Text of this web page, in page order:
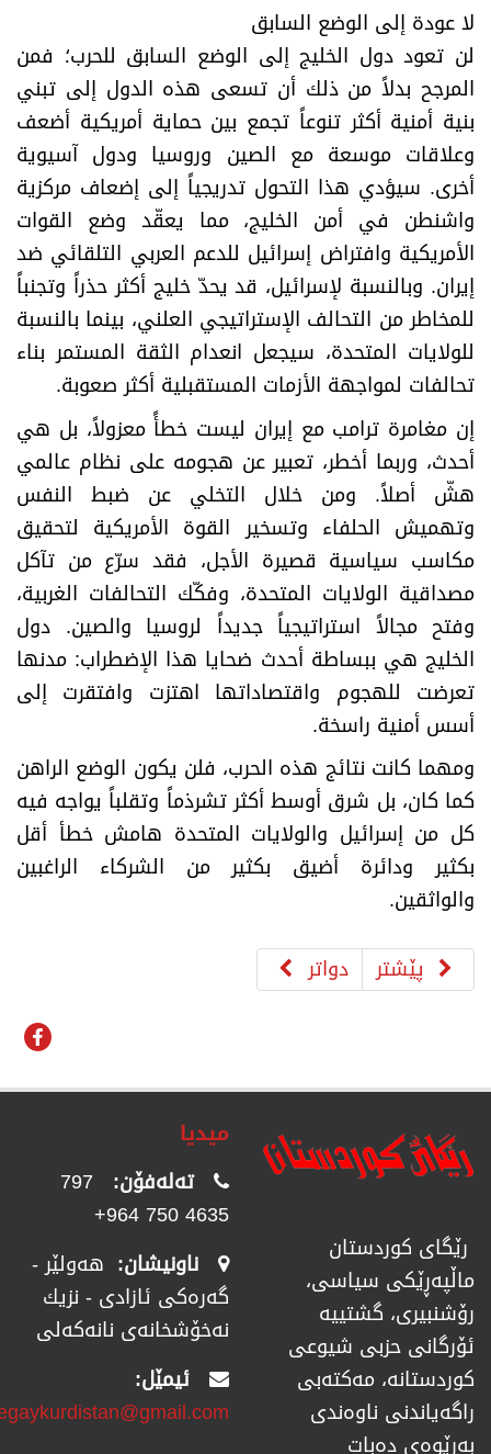
لا عودة إلى الوضع السابق
لن تعود دول الخليج إلى الوضع السابق للحرب؛ فمن
المرجح بدلاً من ذلك أن تسعى هذه الدول إلى تبني
بنية أمنية أكثر تنوعاً تجمع بين حماية أمريكية أضعف
وعلاقات موسعة مع الصين وروسيا ودول آسيوية
أخرى. سيؤدي هذا التحول تدريجياً إلى إضعاف مركزية
واشنطن في أمن الخليج، مما يعقّد وضع القوات
الأمريكية وافتراض إسرائيل للدعم العربي التلقائي ضد
إيران. وبالنسبة لإسرائيل، قد يحدّ خليج أكثر حذراً وتجنباً
للمخاطر من التحالف الإستراتيجي العلني، بينما بالنسبة
للولايات المتحدة، سيجعل انعدام الثقة المستمر بناء
تحالفات لمواجهة الأزمات المستقبلية أكثر صعوبة.
إن مغامرة ترامب مع إيران ليست خطأً معزولاً، بل هي
أحدث، وربما أخطر، تعبير عن هجومه على نظام عالمي
هشّ أصلاً. ومن خلال التخلي عن ضبط النفس
وتهميش الحلفاء وتسخير القوة الأمريكية لتحقيق
مكاسب سياسية قصيرة الأجل، فقد سرّع من تآكل
مصداقية الولايات المتحدة، وفكّك التحالفات الغربية،
وفتح مجالاً استراتيجياً جديداً لروسيا والصين. دول
الخليج هي ببساطة أحدث ضحايا هذا الإضطراب: مدنها
تعرضت للهجوم واقتصاداتها اهتزت وافتقرت إلى
أسس أمنية راسخة.
ومهما كانت نتائج هذه الحرب، فلن يكون الوضع الراهن
كما كان، بل شرق أوسط أكثر تشرذماً وتقلباً يواجه فيه
كل من إسرائيل والولايات المتحدة هامش خطأ أقل
بكثير ودائرة أضيق بكثير من الشركاء الراغبين
والواثقين.
پێشتر
دواتر
رێگای كوردستان
ماڵپەڕێكی سیاسی،
رۆشنبیری، گشتییە
ئۆرگانی حزبی شیوعی
كوردستانە، مەكتەبی
راگەیاندنی ناوەندی
بەڕێوەی دەبات
میدیا
تەلەفۆن: 797
4635 750 964+
ناونیشان: هەولێر -
گەرەکی ئازادی - نزیك
نەخۆشخانەی نانەکەلی
ئیمێل: